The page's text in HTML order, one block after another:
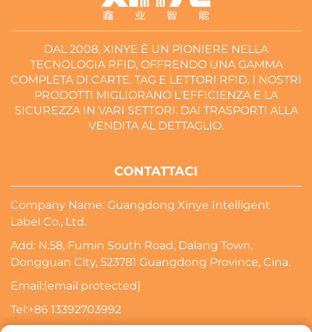
DAL 2008, XINYE È UN PIONIERE NELLA
TECNOLOGIA RFID, OFFRENDO UNA GAMMA
COMPLETA DI CARTE, TAG E LETTORI RFID. I NOSTRI
PRODOTTI MIGLIORANO L'EFFICIENZA E LA
SICUREZZA IN VARI SETTORI, DAI TRASPORTI ALLA
VENDITA AL DETTAGLIO.
CONTATTACI
Company Name: Guangdong Xinye Intelligent
Label Co., Ltd.
Add: N.58, Fumin South Road, Dalang Town,
Dongguan City, 523781 Guangdong Province, Cina.
Email:[email protected]
Tel:+86 13392703992